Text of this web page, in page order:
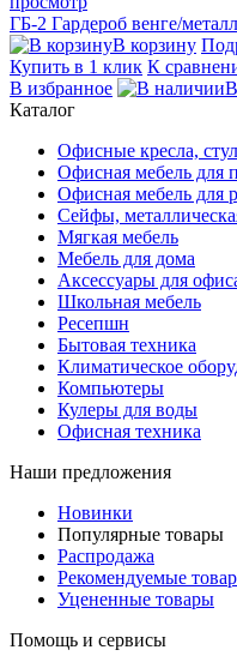
ГБ-2 Гардероб венге/
В корзину
Купить в 1 клик К
В избранное
Каталог
Офисные кресла,
Офисная мебель для
Офисная мебель для
Сейфы,
Мягкая мебель
Мебель для дома
Аксессуары для
Школьная мебель
Ресепшн
Бытовая техника
Климатическое
Компьютеры
Кулеры для воды
Офисная техника
Наши предложения
Новинки
Популярные товары
Распродажа
Рекомендуемые
Уцененные товары
Помощь и сервисы